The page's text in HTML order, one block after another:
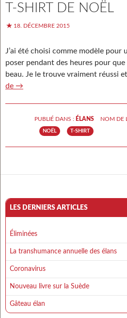
T-SHIRT DE NOËL
18. DÉCEMBRE 2015
J’ai été choisi comme modèle pour
poser pendant des heures pour
beau. Je le trouve vraiment réussi
de T-shirt de Noël
→
PUBLIÉ DANS : ÉLANS NOM DE
NOËL T-SHIRT
LES DERNIERS ARTICLES
Éliminées
La transhumance annuelle des élans
Coronavirus
Nouveau livre sur la Suède
Gâteau élan